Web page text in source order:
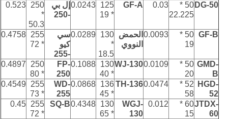
DG-50
50 *
22.225
0.03
GF-A
* 19
0.0243
-250
250
*
50.3
0.523
GF-B
50 *
19
0.0093
النووي
*
18.5
0.0289
-255
255
* 72
0.4758
GMD-
B
50 *
20
0.0109
WJ-130
* 40
0.1088
FP-
250
250
* 80
0.4897
HGD-
52
52 *
58
0.0474
TH-136
* 45
0.0868
WD-
255
255
* 73
0.4549
JTDX-
60
60 *
15
0.012
WGJ-
130
* 65
0.4348
SQ-B
255
* 72
0.45